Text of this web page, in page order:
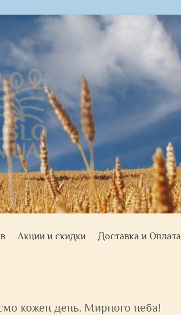
Акции и скидки Доставка и Оплата
кожен день. Мирного неба!